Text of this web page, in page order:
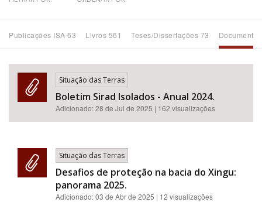
Subtema
Área de Levantamento
Área Protegida
BUSCAR
Publicações ISA 63 Livros 561 Teses/Dissertações 73
Situação das Terras
Boletim Sirad Isolados - Anual 2024.
Adicionado:28 de Jul de 2025 | 162 visualizações
Situação das Terras
Desafios de proteção na bacia do Xingu:
panorama 2025.
Adicionado:03 de Abr de 2025 | 12 visualizações